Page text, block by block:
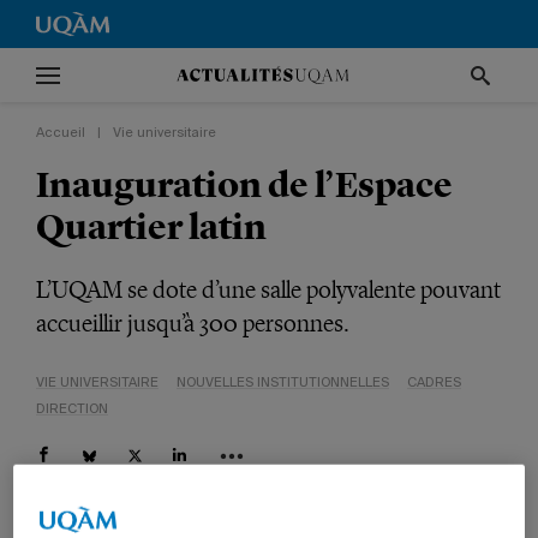
Accueil Vie universitaire
Inauguration de l’Espace
Quartier latin
L’UQAM se dote d’une salle polyvalente pouvant
accueillir jusqu’à 300 personnes.
VIE UNIVERSITAIRE NOUVELLES INSTITUTIONNELLES
CADRES
DIRECTION